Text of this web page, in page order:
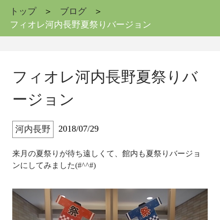
トップ
ブログ
フィオレ河内長野夏祭りバージョン
フィオレ河内長野夏祭りバ
ージョン
河内長野 2018/07/29
来月の夏祭りが待ち遠しくて、館内も夏祭りバージョ
ンにしてみました(#^^#)